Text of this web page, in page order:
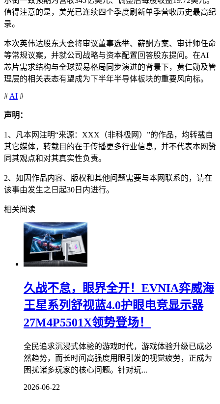
值得注意的是，美光已连续四个季度刷新单季营收历史最高纪
录。
本次英伟达股东大会将审议董事选举、薪酬方案、审计师任命
等常规议案，并就公司战略与资本配置回答股东提问。在AI
芯片需求结构与全球贸易格局同步演进的背景下，黄仁勋及管
理层的相关表态有望成为下半年半导体板块的重要风向标。
# AI #
声明：
1、凡本网注明“来源：XXX（非科极网）”的作品，均转载自
其它媒体，转载目的在于传播更多行业信息，并不代表本网赞
同其观点和对其真实性负责。
2、如因作品内容、版权和其他问题需要与本网联系的，请在
该事由发生之日起30日内进行。
相关阅读
久战不怠，眼界全开！EVNIA弈威海
王星系列舒视蓝4.0护眼电竞显示器
27M4P5501X领势登场！
全民追求沉浸式体验的游戏时代，游戏体验升级已成必
然趋势，而长时间高强度用眼引发的视觉疲劳，正成为
困扰诸多玩家的核心问题。针对玩...
2026-06-22